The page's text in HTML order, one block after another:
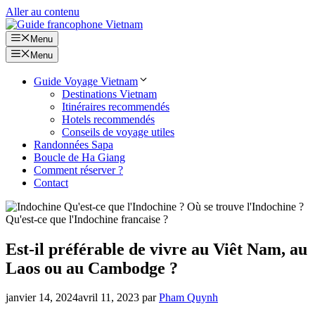
Aller au contenu
Menu
Menu
Guide Voyage Vietnam
Destinations Vietnam
Itinéraires recommendés
Hotels recommendés
Conseils de voyage utiles
Randonnées Sapa
Boucle de Ha Giang
Comment réserver ?
Contact
Est-il préférable de vivre au Viêt Nam, au
Laos ou au Cambodge ?
janvier 14, 2024avril 11, 2023 parPham Quynh